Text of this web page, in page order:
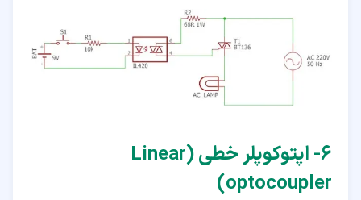
۶‏- اپتوکوپلر خطی (Linear
optocoupler)